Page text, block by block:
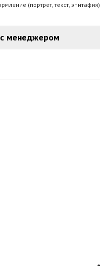
(портрет, текст, эпитафия),
с менеджером